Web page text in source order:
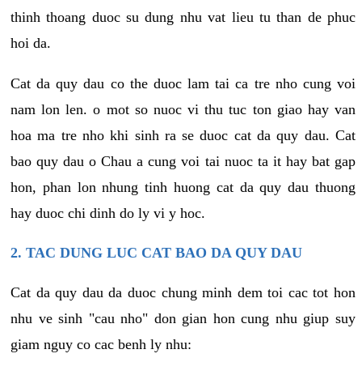
thinh thoang duoc su dung nhu vat lieu tu than de phuc
hoi da.
Cat da quy dau co the duoc lam tai ca tre nho cung voi
nam lon len. o mot so nuoc vi thu tuc ton giao hay van
hoa ma tre nho khi sinh ra se duoc cat da quy dau. Cat
bao quy dau o Chau a cung voi tai nuoc ta it hay bat gap
hon, phan lon nhung tinh huong cat da quy dau thuong
hay duoc chi dinh do ly vi y hoc.
2. TAC DUNG LUC CAT BAO DA QUY DAU
Cat da quy dau da duoc chung minh dem toi cac tot hon
nhu ve sinh "cau nho" don gian hon cung nhu giup suy
giam nguy co cac benh ly nhu: